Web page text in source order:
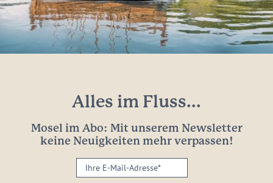
Alles im Fluss...
Mosel im Abo: Mit unserem Newsletter
keine Neuigkeiten mehr verpassen!
Ihre
E-